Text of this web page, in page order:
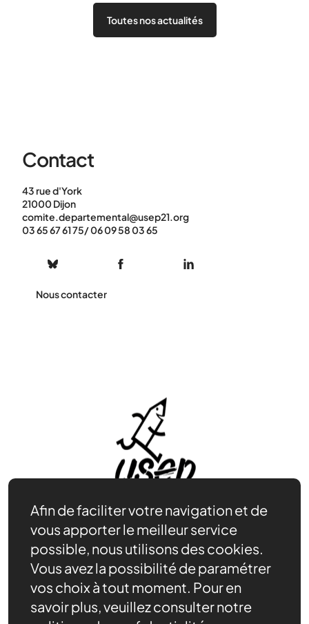
Toutes nos actualités
Contact
43 rue d'York
21000 Dijon
comite.departemental@usep21.org
03 65 67 61 75/ 06 09 58 03 65
Nous contacter
Rejoindre l’USEP
Nos ressources
Notre rôle
Afin de faciliter votre navigation et de
vous apporter le meilleur service
possible, nous utilisons des cookies.
Vous avez la possibilité de paramétrer
vos choix à tout moment. Pour en
savoir plus, veuillez consulter notre